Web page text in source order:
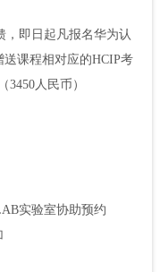
即日起凡报名华为认
送课程相对应的HCIP考
（3450人民币）
实验室协助预约